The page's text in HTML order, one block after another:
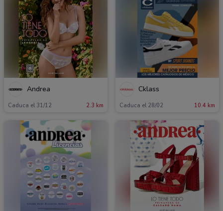
Andrea
Caduca el 31/12 2.3 km
Cklass
Caduca el 28/02 10.4 km